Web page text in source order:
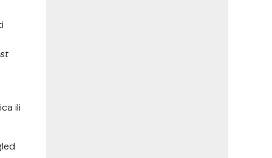
ili